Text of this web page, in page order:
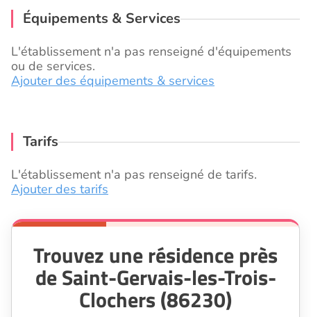
Équipements & Services
L'établissement n'a pas renseigné d'équipements
ou de services.
Ajouter des équipements & services
Tarifs
L'établissement n'a pas renseigné de tarifs.
Ajouter des tarifs
Trouvez une résidence près
de Saint-Gervais-les-Trois-
Clochers (86230)